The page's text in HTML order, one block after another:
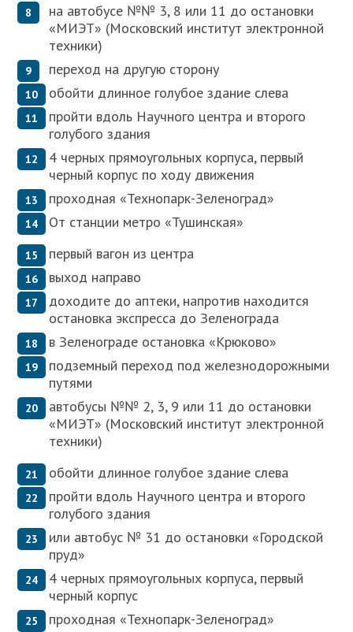
на автобусе №№ 3, 8 или 11 до остановки
«МИЭТ» (Московский институт электронной
техники)
переход на другую сторону
обойти длинное голубое здание слева
пройти вдоль Научного центра и второго
голубого здания
4 черных прямоугольных корпуса, первый
черный корпус по ходу движения
проходная «Технопарк-Зеленоград»
От станции метро «Тушинская»
первый вагон из центра
выход направо
доходите до аптеки, напротив находится
остановка экспресса до Зеленограда
в Зеленограде остановка «Крюково»
подземный переход под железнодорожными
путями
автобусы №№ 2, 3, 9 или 11 до остановки
«МИЭТ» (Московский институт электронной
техники)
обойти длинное голубое здание слева
пройти вдоль Научного центра и второго
голубого здания
или автобус № 31 до остановки «Городской
пруд»
4 черных прямоугольных корпуса, первый
черный корпус
проходная «Технопарк-Зеленоград»